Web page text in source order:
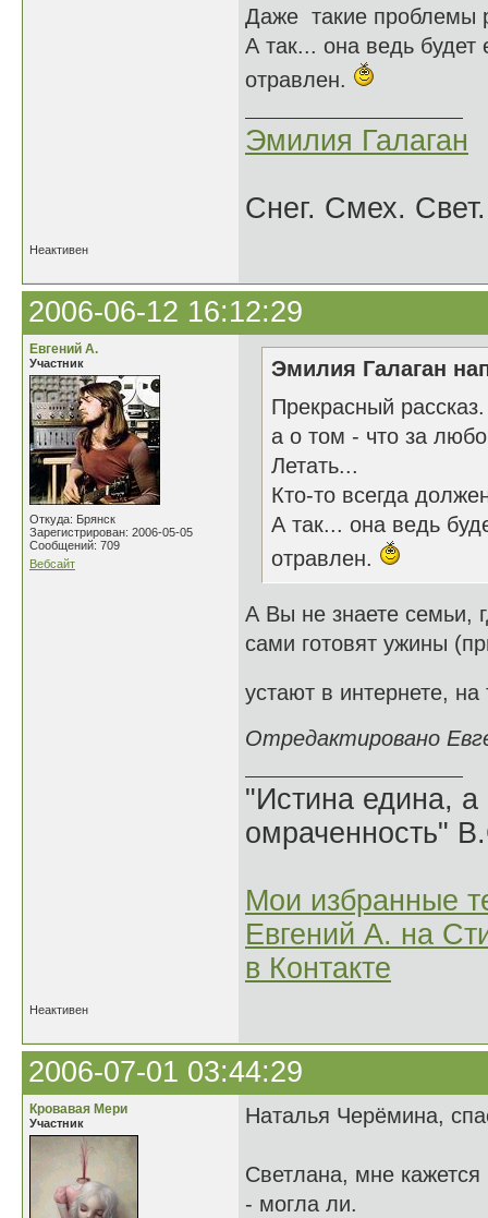
Даже такие проблемы
А так... она ведь
отравлен.
Эмилия Галаган
Снег. Смех. Свет.
Неактивен
2006-06-12 16:12:29
Евгений А.
Участник
Откуда: Брянск
Зарегистрирован: 2006-05-05
Сообщений: 709
Вебсайт
Эмилия Галаган
Прекрасный
а о том - что за
Летать...
Кто-то всегда
А так... она ведь
отравлен.
А Вы не знаете семьи,
сами готовят ужины
устают в интернете,
Отредактировано
"Истина едина,
омраченность"
Мои избранные
Евгений А. на
в Контакте
Неактивен
2006-07-01 03:44:29
Кровавая Мери
Участник Наталья Черёмина,
Светлана, мне
- могла ли.